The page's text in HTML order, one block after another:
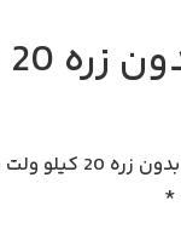
*